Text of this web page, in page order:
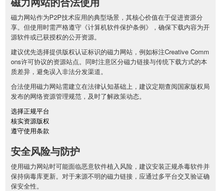
磁力网站作为P2P技术应用的典型场景，其核心价值在于促进资源分
享。但使用时需严格遵守《计算机软件保护条例》，确保下载内容为开
源软件或已获授权的公开资源。
建议优先选择提供版权认证标识的磁力网站，例如标注Creative Comm
ons许可协议的资源站点。同时注意区分磁力链接与传统下载方式的本
质差异，避免误入非法分发渠道。
合法使用磁力网站需建立在法律认知基础上，建议定期查阅国家版权局
发布的网络资源管理规范，及时了解政策动态。
选择正规平台
核实资源版权
遵守使用条款
安全风险与防护
使用磁力网站时可能面临恶意软件植入风险，建议安装正规杀毒软件并
保持病毒库更新。对于来源不明的磁力链接，应通过多平台交叉验证确
保安全性。